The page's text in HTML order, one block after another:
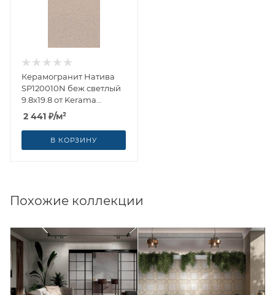
Керамогранит Натива
SP120010N беж светлый
9.8x19.8 от Kerama
Marazzi (Россия)
2 441 ₽/м²
В КОРЗИНУ
Похожие коллекции